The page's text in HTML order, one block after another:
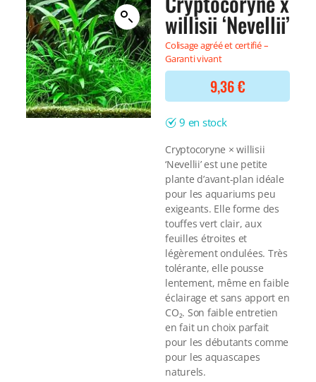
BONNES AFFAIRES
Voir tout
DERNIERS ARRIVAGES
Voir tout
Filtre interne
Voir tout
NOURRITURE
Nourriture Lyophilisée
Nourriture sèche
Nourriture vivante
Spéciale herbivores
Spécifique
Voir tout
TRAITEMENT DE L'EAU
Spécial bassin
Additifs
Engrais
Voir tout
BONNES AFFAIRES
Voir tout
DERNIERS ARRIVAGES
Voir tout
willisii ‘Nevellii’
Colisage agréé et certifié –
Garanti vivant
9,36€
9 en stock
Cryptocoryne × willisii
‘Nevellii’ est une petite
plante d’avant-plan idéale
pour les aquariums peu
exigeants. Elle forme des
touffes vert clair, aux
feuilles étroites et
légèrement ondulées. Très
tolérante, elle pousse
lentement, même en faible
éclairage et sans apport en
CO₂. Son faible entretien
en fait un choix parfait
pour les débutants comme
pour les aquascapes
naturels.